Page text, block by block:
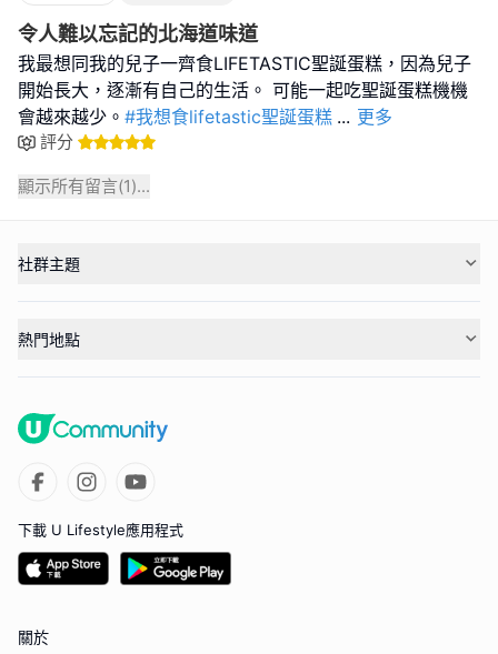
令人難以忘記的北海道味道
我最想同我的兒子一齊食LIFETASTIC聖誕蛋糕，因為兒子
開始長大，逐漸有自己的生活。 可能一起吃聖誕蛋糕機機
會越來越少。 #我想食lifetastic聖誕蛋糕 ... 更多
評分
顯示所有留言(1)...
社群主題
熱門地點
下載 U Lifestyle應用程式
關於